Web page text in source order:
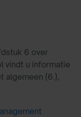
6 over
vindt u informatie
algemeen (6.),